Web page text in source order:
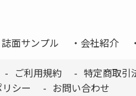
誌面サンプル 会社紹介
ご利用規約
特定商取引
シー
お問い合わせ